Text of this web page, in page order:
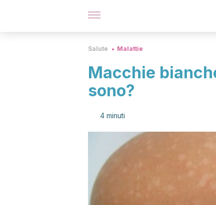
Salute Malattie
Macchie
sono?
4 minuti